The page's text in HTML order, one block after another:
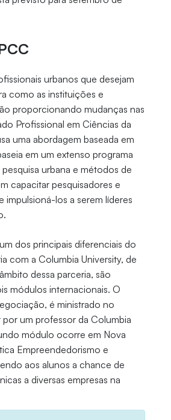
urbanos que desejam
como as instituições e
proporcionando mudanças nas
Profissional em Ciências da
uma abordagem baseada em
em um extenso programa
urbana e métodos de
capacitar pesquisadores e
impulsioná-los a serem líderes
dos principais diferenciais do
com a Columbia University, de
dessa parceria, são
módulos internacionais. O
é ministrado no
por um professor da Columbia
módulo ocorre em Nova
Empreendedorismo e
aos alunos a chance de
a diversas empresas na